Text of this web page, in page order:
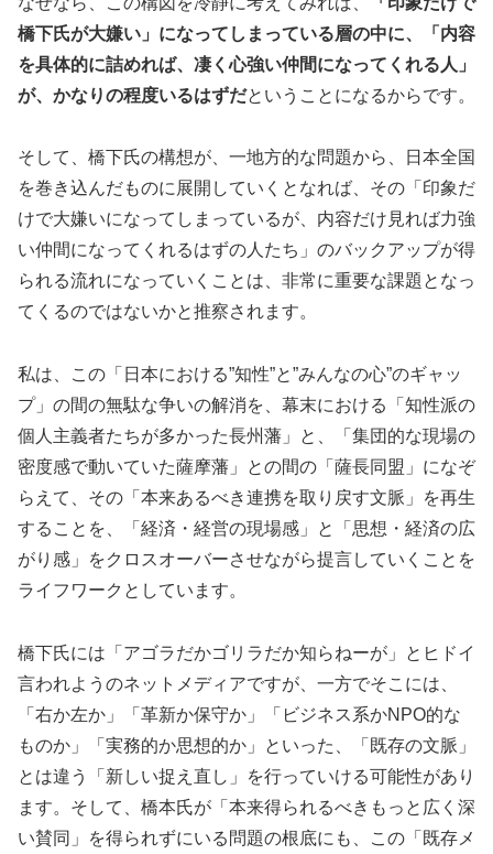
橋下氏が大嫌い」になってしまっている層の中に、「内容
を具体的に詰めれば、凄く心強い仲間になってくれる人」
が、かなりの程度いるはずだということになるからです。
そして、橋下氏の構想が、一地方的な問題から、日本全国
を巻き込んだものに展開していくとなれば、その「印象だ
けで大嫌いになってしまっているが、内容だけ見れば力強
い仲間になってくれるはずの人たち」のバックアップが得
られる流れになっていくことは、非常に重要な課題となっ
てくるのではないかと推察されます。
私は、この「日本における”知性”と”みんなの心”のギャッ
プ」の間の無駄な争いの解消を、幕末における「知性派の
個人主義者たちが多かった長州藩」と、「集団的な現場の
密度感で動いていた薩摩藩」との間の「薩長同盟」になぞ
らえて、その「本来あるべき連携を取り戻す文脈」を再生
することを、「経済・経営の現場感」と「思想・経済の広
がり感」をクロスオーバーさせながら提言していくことを
ライフワークとしています。
橋下氏には「アゴラだかゴリラだか知らねーが」とヒドイ
言われようのネットメディアですが、一方でそこには、
「右か左か」「革新か保守か」「ビジネス系かNPO的な
ものか」「実務的か思想的か」といった、「既存の文脈」
とは違う「新しい捉え直し」を行っていける可能性があり
ます。そして、橋本氏が「本来得られるべきもっと広く深
い賛同」を得られずにいる問題の根底にも、この「既存メ